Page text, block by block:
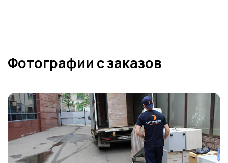
Фотографии с заказов